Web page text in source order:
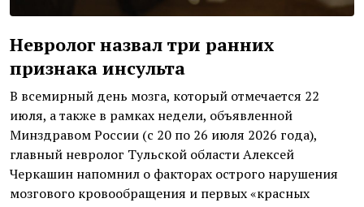
Невролог назвал три ранних
признака инсульта
В всемирный день мозга, который отмечается 22
июля, а также в рамках недели, объявленной
Минздравом России (с 20 по 26 июля 2026 года),
главный невролог Тульской области Алексей
Черкашин напомнил о факторах острого нарушения
мозгового кровообращения и первых «красных